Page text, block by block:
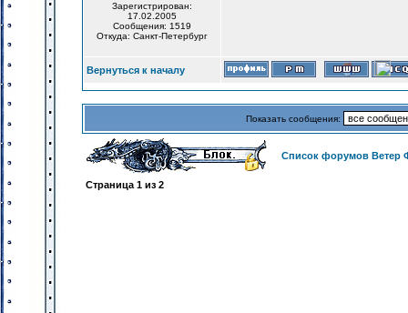
Зарегистрирован:
17.02.2005
Сообщения: 1519
Откуда: Санкт-Петербург
Вернуться к началу
Показать сообщения:
Список форумов Ветер
Страница 1 из 2